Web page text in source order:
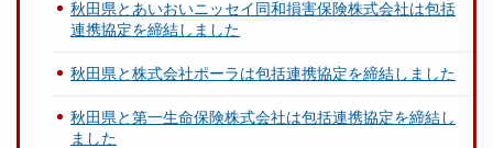
秋田県とあいおいニッセイ同和損害保険株式会社は包括
連携協定を締結しました
秋田県と株式会社ポーラは包括連携協定を締結しました
秋田県と第一生命保険株式会社は包括連携協定を締結し
ました